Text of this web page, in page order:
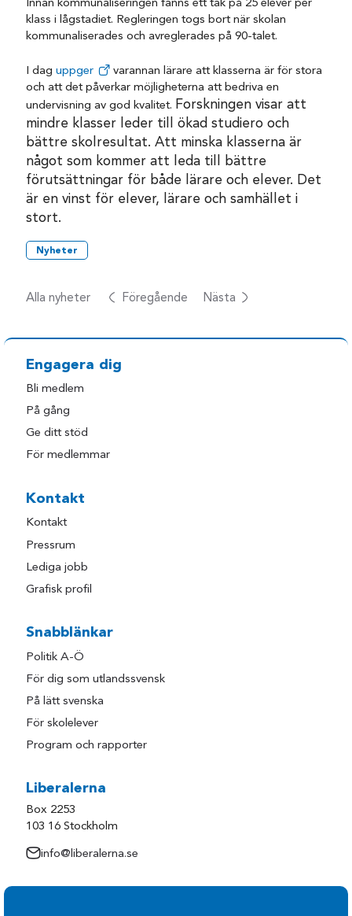
Innan kommunaliseringen fanns ett tak på 25 elever per
klass i lågstadiet. Regleringen togs bort när skolan
kommunaliserades och avreglerades på 90-talet.
I daguppger
varannan lärare att klasserna är för stora
och att det påverkar möjligheterna att bedriva en
undervisning av god kvalitet. Forskningen visar att
mindre klasser leder till ökad studiero och
bättre skolresultat. Att minska klasserna är
något som kommer att leda till bättre
förutsättningar för både lärare och elever. Det
är en vinst för elever, lärare och samhället i
stort.
Nyheter
Alla nyheter Föregående Nästa
Engagera dig
Bli medlem
På gång
Ge ditt stöd
För medlemmar
Kontakt
Kontakt
Pressrum
Lediga jobb
Grafisk profil
Snabblänkar
Politik A-Ö
För dig som utlandssvensk
På lätt svenska
För skolelever
Program och rapporter
Liberalerna
Box 2253
103 16 Stockholm
info@liberalerna.se